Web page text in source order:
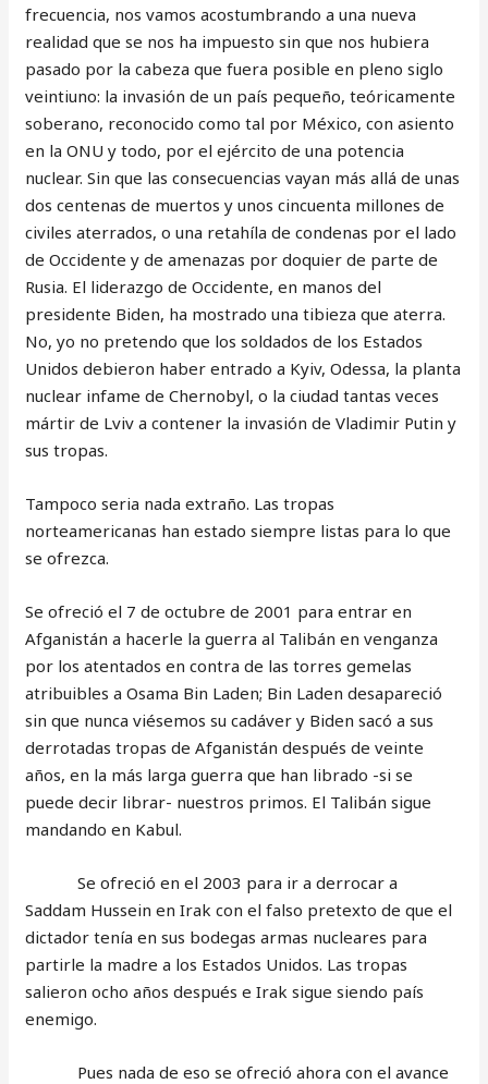
frecuencia, nos vamos acostumbrando a una nueva
realidad que se nos ha impuesto sin que nos hubiera
pasado por la cabeza que fuera posible en pleno siglo
veintiuno: la invasión de un país pequeño, teóricamente
soberano, reconocido como tal por México, con asiento
en la ONU y todo, por el ejército de una potencia
nuclear. Sin que las consecuencias vayan más allá de unas
dos centenas de muertos y unos cincuenta millones de
civiles aterrados, o una retahíla de condenas por el lado
de Occidente y de amenazas por doquier de parte de
Rusia. El liderazgo de Occidente, en manos del
presidente Biden, ha mostrado una tibieza que aterra.
No, yo no pretendo que los soldados de los Estados
Unidos debieron haber entrado a Kyiv, Odessa, la planta
nuclear infame de Chernobyl, o la ciudad tantas veces
mártir de Lviv a contener la invasión de Vladimir Putin y
sus tropas.
Tampoco seria nada extraño. Las tropas
norteamericanas han estado siempre listas para lo que
se ofrezca.
Se ofreció el 7 de octubre de 2001 para entrar en
Afganistán a hacerle la guerra al Talibán en venganza
por los atentados en contra de las torres gemelas
atribuibles a Osama Bin Laden; Bin Laden desapareció
sin que nunca viésemos su cadáver y Biden sacó a sus
derrotadas tropas de Afganistán después de veinte
años, en la más larga guerra que han librado -si se
puede decir librar- nuestros primos. El Talibán sigue
mandando en Kabul.
Se ofreció en el 2003 para ir a derrocar a
Saddam Hussein en Irak con el falso pretexto de que el
dictador tenía en sus bodegas armas nucleares para
partirle la madre a los Estados Unidos. Las tropas
salieron ocho años después e Irak sigue siendo país
enemigo.
Pues nada de eso se ofreció ahora con el avance